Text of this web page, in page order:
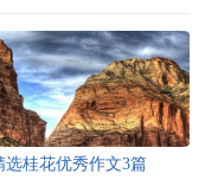
选桂花优秀作文3篇